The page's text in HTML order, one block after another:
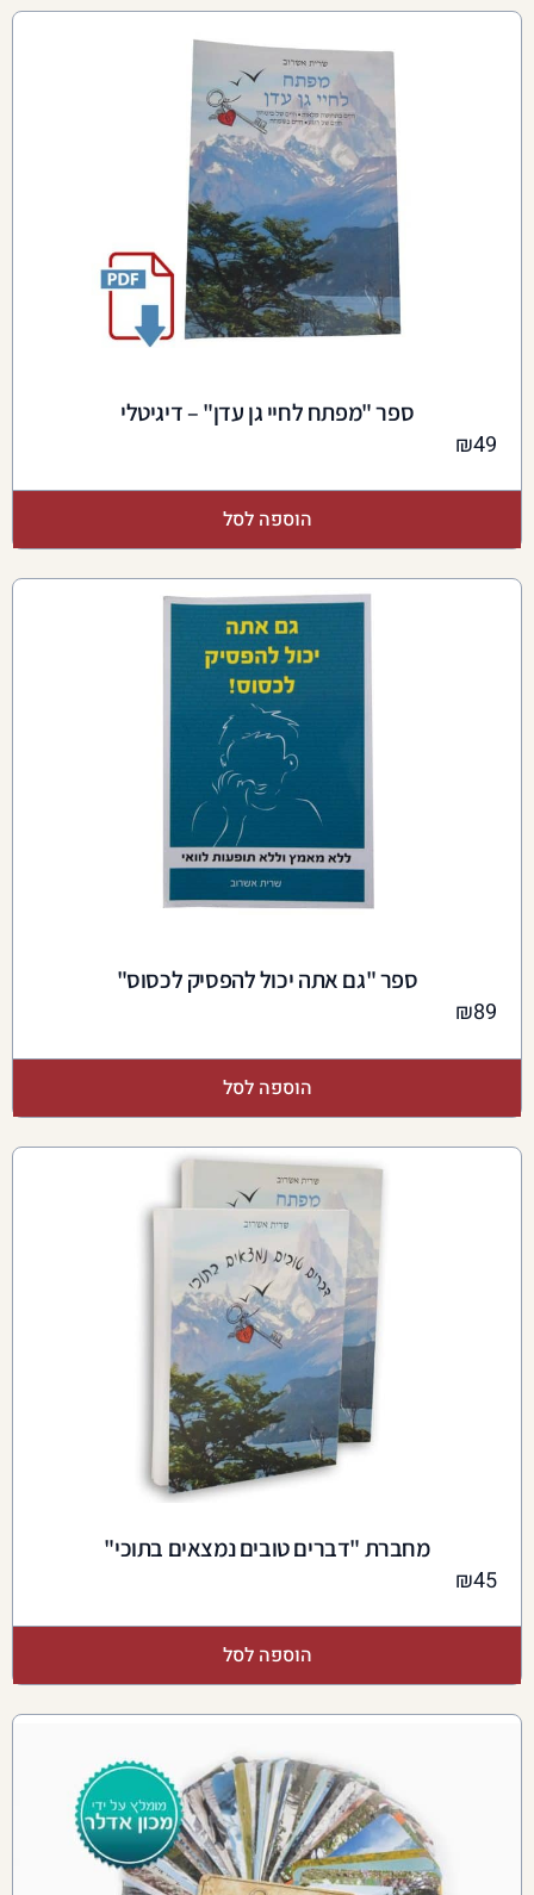
ספר "מפתח לחיי גן עדן" – דיגיטלי
₪49
הוספה לסל
ספר "גם אתה יכול להפסיק לכסוס"
₪89
הוספה לסל
מחברת "דברים טובים נמצאים בתוכי"
₪45
הוספה לסל